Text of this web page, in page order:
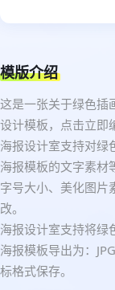
模版介绍
这是一张关于绿色插
设计模板，点击立即
海报设计室支持对绿
海报模板的文字素材
字号大小、美化图片
改。
海报设计室支持将绿
海报模板导出为：
标格式保存。